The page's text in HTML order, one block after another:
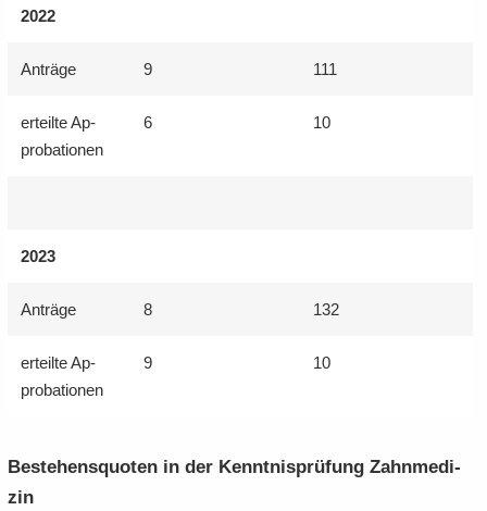
2022
An­trä­ge 9 111
er­teil­te Ap­
pro­ba­tio­nen
6 10
2023
An­trä­ge 8 132
er­teil­te Ap­
pro­ba­tio­nen
9 10
Be­stehens­quo­ten in der Kennt­nis­prü­fung Zahn­me­di­
zin